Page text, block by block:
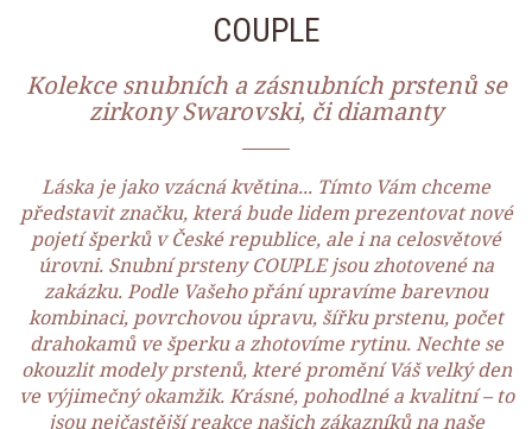
COUPLE
Kolekce snubních a zásnubních prstenů se
zirkony Swarovski, či diamanty
Láska je jako vzácná květina... Tímto Vám chceme
představit značku, která bude lidem prezentovat nové
pojetí šperků v České republice, ale i na celosvětové
úrovni. Snubní prsteny COUPLE jsou zhotovené na
zakázku. Podle Vašeho přání upravíme barevnou
kombinaci, povrchovou úpravu, šířku prstenu, počet
drahokamů ve šperku a zhotovíme rytinu. Nechte se
okouzlit modely prstenů, které promění Váš velký den
ve výjimečný okamžik. Krásné, pohodlné a kvalitní – to
jsou nejčastější reakce našich zákazníků na naše